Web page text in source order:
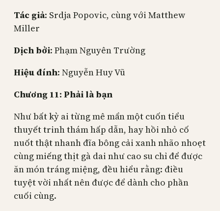
Tác giả: Srdja Popovic, cùng với Matthew
Miller
Dịch bởi: Phạm Nguyên Trường
Hiệu đính: Nguyễn Huy Vũ
Chương 11: Phải là bạn
Như bất kỳ ai từng mê mẩn một cuốn tiểu
thuyết trinh thám hấp dẫn, hay hồi nhỏ cố
nuốt thật nhanh đĩa bông cải xanh nhão nhoẹt
cùng miếng thịt gà dai như cao su chỉ để được
ăn món tráng miệng, đều hiểu rằng: điều
tuyệt vời nhất nên được để dành cho phần
cuối cùng.